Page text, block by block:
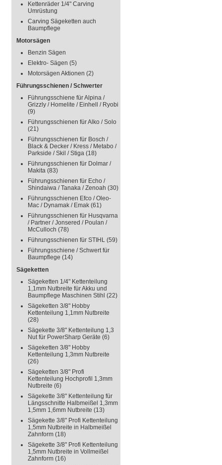
Kettenräder 1/4" Carving
Umrüstung
Carving Sägeketten auch
Baumpflege
Motorsägen
Benzin Sägen
Elektro- Sägen (5)
Motorsägen Aktionen (2)
Führungsschienen / Schwerter
Führungsschiene für Alpina /
Grizzly / Homelite / Einhell / Ryobi
(9)
Führungsschienen für Alko / Solo
(21)
Führungsschienen für Bosch /
Black & Decker / Kress / Metabo /
Parkside / Skil / Stiga (18)
Führungsschienen für Dolmar /
Makita (83)
Führungsschienen für Echo /
Shindaiwa / Tanaka / Zenoah (30)
Führungsschienen Efco / Oleo-
Mac / Dynamak / Emak (61)
Führungsschienen für Husqvarna
/ Partner / Jonsered / Poulan /
McCulloch (78)
Führungsschienen für STIHL (59)
Führungsschiene / Schwert für
Baumpflege (14)
Sägeketten
Sägeketten 1/4" Kettenteilung
1,1mm Nutbreite für Akku und
Baumpflege Maschinen Stihl (22)
Sägeketten 3/8" Hobby
Kettenteilung 1,1mm Nutbreite
(28)
Sägekette 3/8" Kettenteilung 1,3
Nut für PowerSharp Geräte (6)
Sägeketten 3/8" Hobby
Kettenteilung 1,3mm Nutbreite
(26)
Sägeketten 3/8" Profi
Kettenteilung Hochprofil 1,3mm
Nutbreite (6)
Sägekette 3/8" Kettenteilung für
Längsschnitte Halbmeißel 1,3mm
1,5mm 1,6mm Nutbreite (13)
Sägekette 3/8" Profi Kettenteilung
1,5mm Nutbreite in Halbmeißel
Zahnform (18)
Sägekette 3/8" Profi Kettenteilung
1,5mm Nutbreite in Vollmeißel
Zahnform (16)